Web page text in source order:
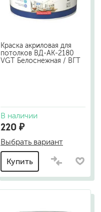
Краска акриловая для
потолков ВД-АК-2180
VGT Белоснежная / ВГТ
В наличии
220 ₽
Выбрать вариант
Купить